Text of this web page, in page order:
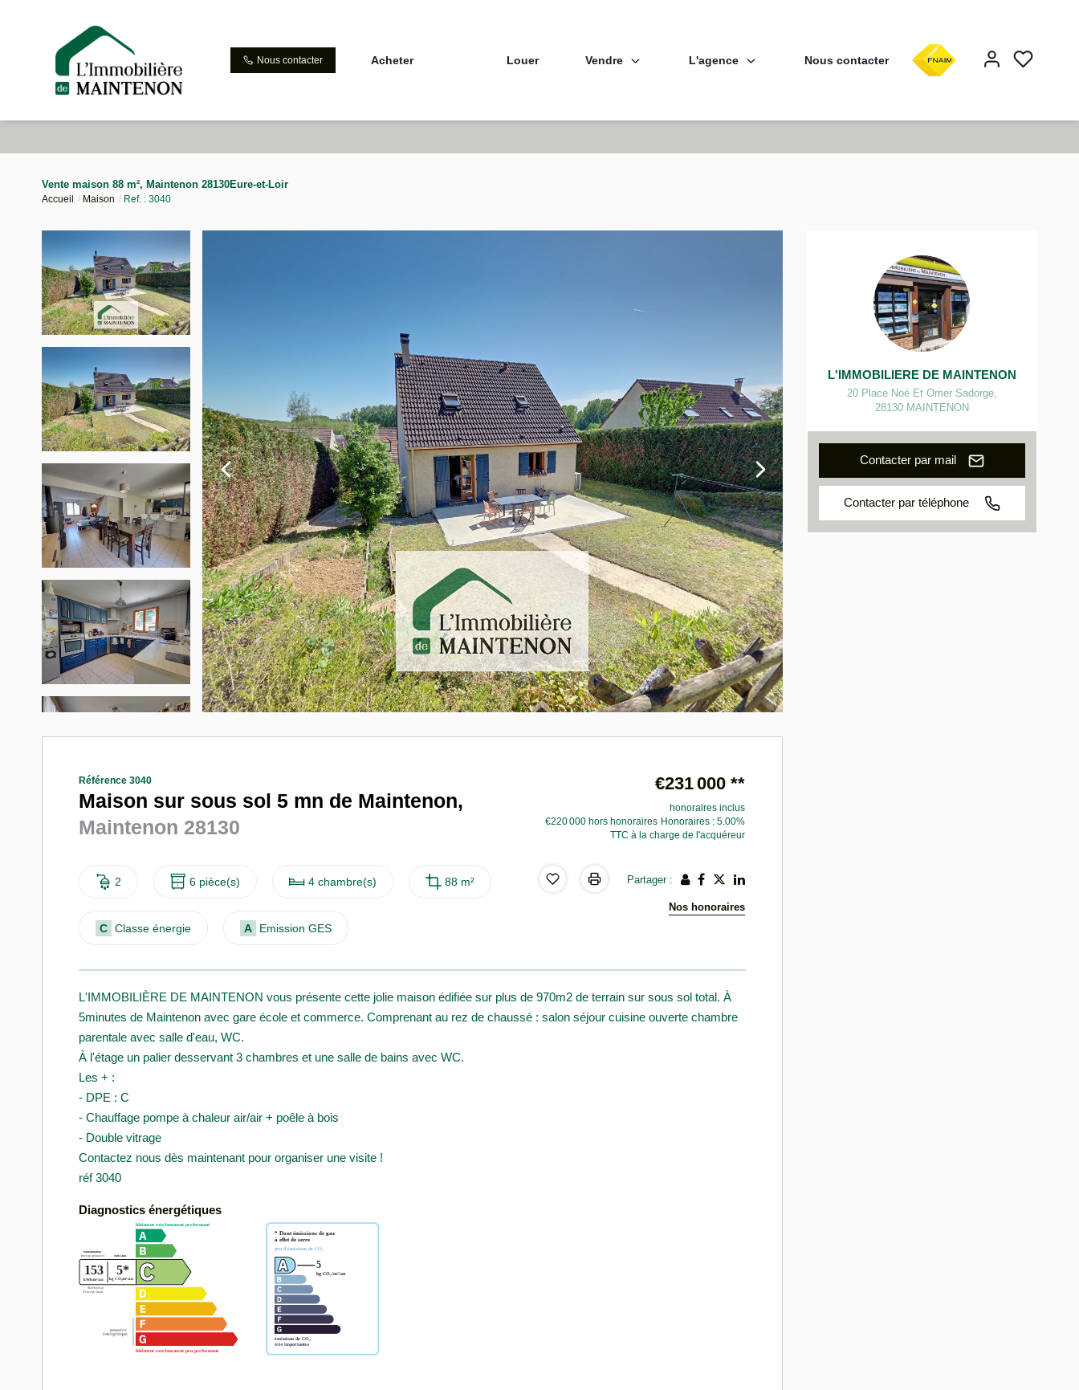
Nous contacter Acheter Louer Vendre L'agence Nous contacter F
Vente maison 88 m², Maintenon 28130Eure-et-Loir
Accueil Maison Ref. : 3040
Référence 3040
Maison sur sous sol 5 mn de Maintenon,
Maintenon 28130
2 6 pièce(s) 4 chambre(s) 88 m²
C Classe énergie A Emission GES
€231 000 **
honoraires inclus
€220 000 hors honoraires Honoraires : 5.00%
TTC à la charge de l'acquéreur
Partager :
Nos honoraires
L'IMMOBILIÈRE DE MAINTENON vous présente cette jolie maison édifiée sur plus de 970m2 de terrain sur sous sol total. À
5minutes de Maintenon avec gare école et commerce. Comprenant au rez de chaussé : salon séjour cuisine ouverte chambre
parentale avec salle d'eau, WC.
À l'étage un palier desservant 3 chambres et une salle de bains avec WC.
Les + :
- DPE : C
- Chauffage pompe à chaleur air/air + poêle à bois
- Double vitrage
Contactez nous dès maintenant pour organiser une visite !
réf 3040
Diagnostics énergétiques
L'IMMOBILIERE DE MAINTENON
20 Place Noé Et Omer Sadorge,
28130 MAINTENON
Contacter par mail
Contacter par téléphone